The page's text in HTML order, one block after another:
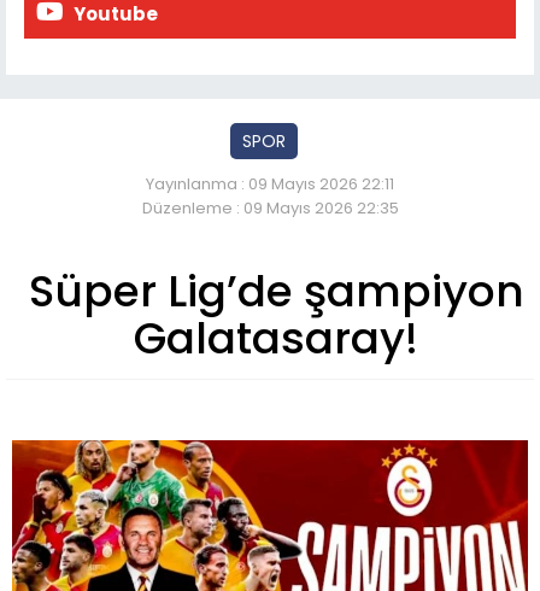
Youtube
SPOR
Yayınlanma : 09 Mayıs 2026 22:11
Düzenleme : 09 Mayıs 2026 22:35
Süper Lig’de şampiyon
Galatasaray!